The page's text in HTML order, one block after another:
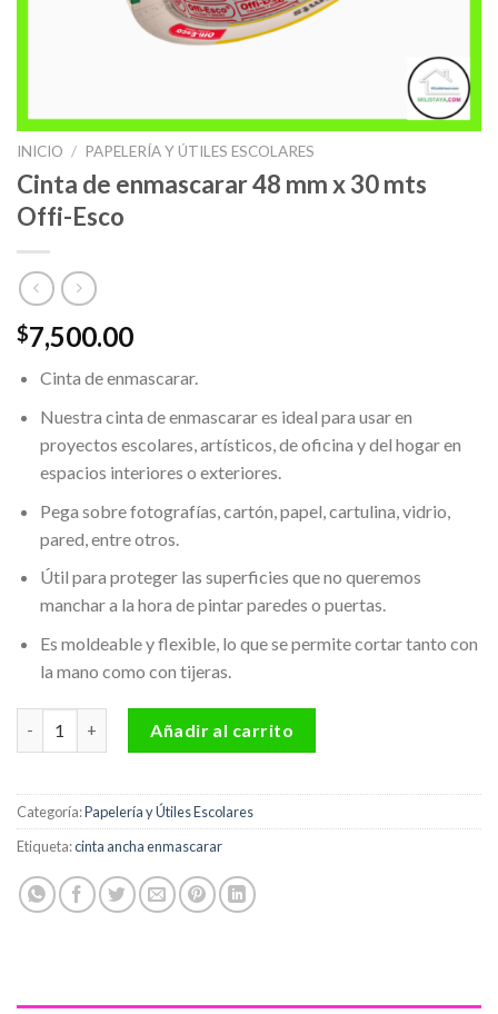
INICIO / PAPELERÍA Y ÚTILES ESCOLARES
Cinta de enmascarar 48 mm x 30 mts
Offi-Esco
$7,500.00
Cinta de enmascarar.
Nuestra cinta de enmascarar es ideal para usar en
proyectos escolares, artísticos, de oficina y del hogar en
espacios interiores o exteriores.
Pega sobre fotografías, cartón, papel, cartulina, vidrio,
pared, entre otros.
Útil para proteger las superficies que no queremos
manchar a la hora de pintar paredes o puertas.
Es moldeable y flexible, lo que se permite cortar tanto con
la mano como con tijeras.
Añadir al carrito
Categoría:Papelería y Útiles Escolares
Etiqueta:cinta ancha enmascarar